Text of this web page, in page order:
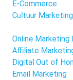
E-Commerce
Cultuur Marketing
Online Marketing
Affiliate
Digital Out of
Email Marketing